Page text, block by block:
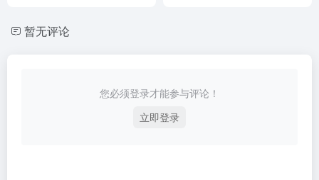
暂无评论
您必须登录才能参与评论！
立即登录